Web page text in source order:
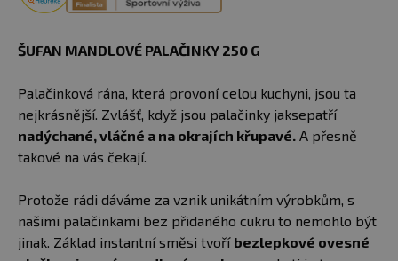
ŠUFAN MANDLOVÉ PALAČINKY 250 G
Palačinková rána, která provoní celou kuchyni, jsou ta
nejkrásnější. Zvlášť, když jsou palačinky jaksepatří
nadýchané, vláčné a na okrajích křupavé. A přesně
takové na vás čekají.
Protože rádi dáváme za vznik unikátním výrobkům, s
našimi palačinkami bez přidaného cukru to nemohlo být
jinak. Základ instantní směsi tvoří bezlepkové ovesné